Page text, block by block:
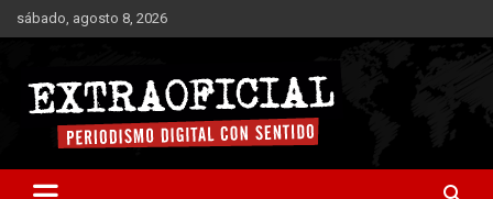
Saltar
al
sábado, agosto 8, 2026
Extraoficial